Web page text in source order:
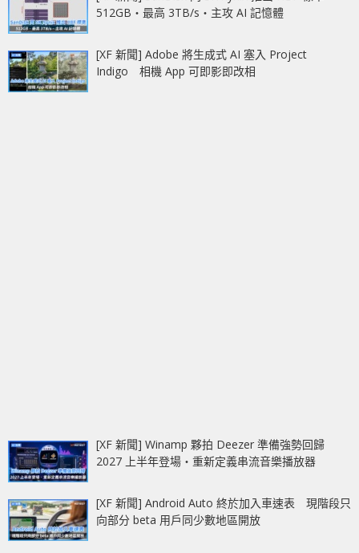
512GB‧最高 3TB/s‧主攻 AI 記憶體
[XF 新聞] Adobe 將生成式 AI 塞入 Project
Indigo 相機 App 可即影即改相
[XF 新聞] Winamp 夥拍 Deezer 準備強勢回歸
2027 上半年登場‧重新定義串流音樂播放器
[XF 新聞] Android Auto 終於加入車速表 現階段只
向部分 beta 用戶同少數地區開放